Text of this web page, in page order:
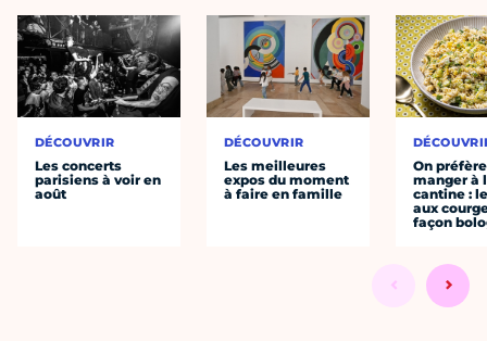
DÉCOUVRIR
Les concerts
parisiens à voir en
août
DÉCOUVRIR
Les meilleures
expos du moment
à faire en famille
On préfère
manger à
cantine :
aux
façon